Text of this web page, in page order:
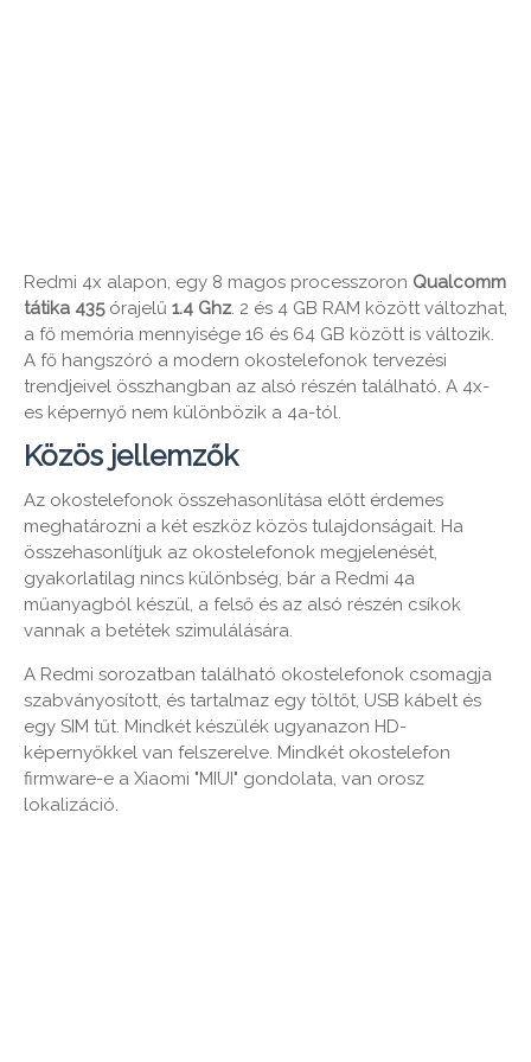
Redmi 4x alapon, egy 8 magos processzoron Qualcomm
tátika 435órajelű 1.4 Ghz . 2 és 4 GB RAM között változhat,
a fő memória mennyisége 16 és 64 GB között is változik.
A fő hangszóró a modern okostelefonok tervezési
trendjeivel összhangban az alsó részén található. A 4x-
es képernyő nem különbözik a 4a-tól.
Közös jellemzők
Az okostelefonok összehasonlítása előtt érdemes
meghatározni a két eszköz közös tulajdonságait. Ha
összehasonlítjuk az okostelefonok megjelenését,
gyakorlatilag nincs különbség, bár a Redmi 4a
műanyagból készül, a felső és az alsó részén csíkok
vannak a betétek szimulálására.
A Redmi sorozatban található okostelefonok csomagja
szabványosított, és tartalmaz egy töltőt, USB kábelt és
egy SIM tűt. Mindkét készülék ugyanazon HD-
képernyőkkel van felszerelve. Mindkét okostelefon
firmware-e a Xiaomi "MIUI" gondolata, van orosz
lokalizáció.